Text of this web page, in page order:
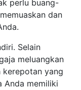
perlu buang-
dan
Selain
meluangkan
kerepotan yang
Anda memiliki